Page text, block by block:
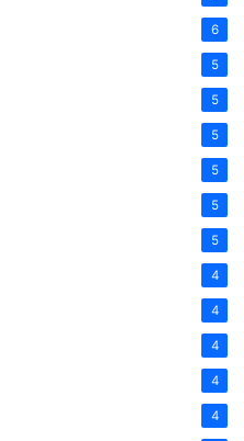
6
5
5
5
5
5
5
4
4
4
4
4